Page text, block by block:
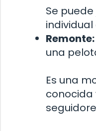
Se
Remonte:
una
Es una
conocida